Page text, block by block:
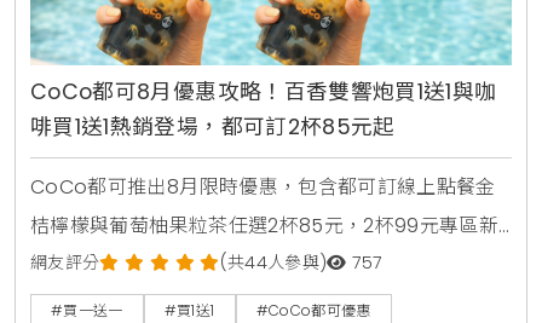
CoCo都可8月優惠攻略！百香雙響炮買1送1與咖
啡買1送1熱銷登場，都可訂2杯85元起
CoCo都可推出8月限時優惠，包含都可訂線上點餐金
桔檸檬與葡萄柚果粒茶任選2杯85元，2杯99元專區新
上架粉角檸檬冬瓜，每週一二指定咖啡買1送1，8月5日
週三好友日更祭出百香雙響炮買1送1優惠。
網友評分 (共44人參與) 757
#買一送一 #買1送1 #CoCo都可優惠